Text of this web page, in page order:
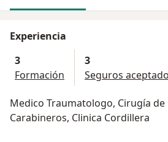
Experiencia
3
Formación
3
Seguros
Medico Traumatologo, Cirugía
Carabineros, Clinica Cordillera